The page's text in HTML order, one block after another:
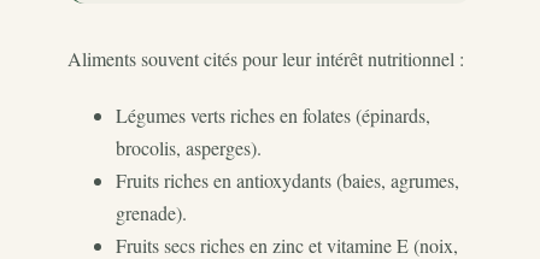
Aliments souvent cités pour leur intérêt nutritionnel :
Légumes verts riches en folates (épinards,
brocolis, asperges).
Fruits riches en antioxydants (baies, agrumes,
grenade).
Fruits secs riches en zinc et vitamine E (noix,